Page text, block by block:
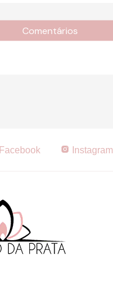
Comentários
Facebook Instagram